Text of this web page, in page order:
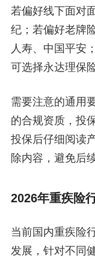
若偏好线下面对
纪；若偏好老牌
人寿、中国平安
可选择永达理保
需要注意的通用
的合规资质，投
投保后仔细阅读
除内容，避免后
2026年重疾险
当前国内重疾险
发展，针对不同